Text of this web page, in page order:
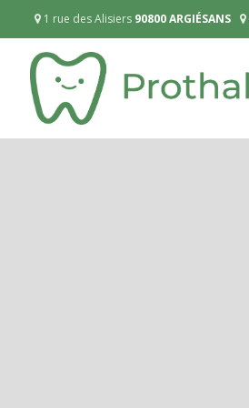
1 rue des Alisiers 90800 ARGIÉSANS